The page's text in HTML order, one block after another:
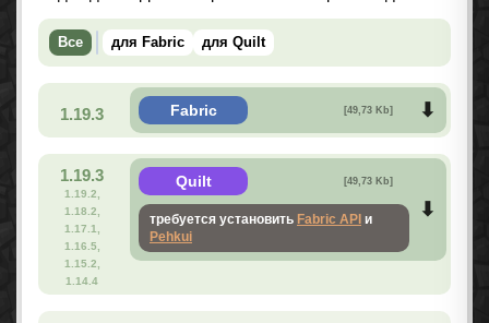
Все для Fabric для Quilt
1.19.3 Fabric [49,73 Kb]
1.19.3
1.19.2,
1.18.2,
1.17.1,
1.16.5,
1.15.2,
1.14.4
Quilt [49,73 Kb]
требуется установить Fabric API и
Pehkui